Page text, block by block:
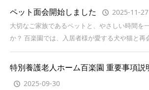
ペット面会開始しました 2025-11-27
大切なご家族であるペットと、やさしい時間を
か？ 百楽園では、入居者様が愛する犬や猫と再
特別養護老人ホーム百楽園 重要事項説
2025-09-30